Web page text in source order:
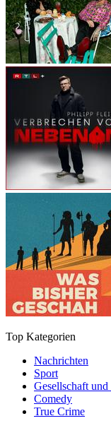
Top Kategorien
Nachrichten
Sport
Gesellschaft
Comedy
True Crime